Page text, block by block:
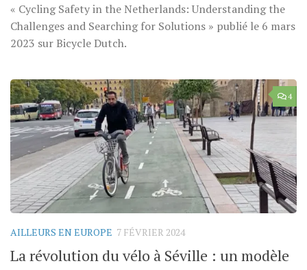
« Cycling Safety in the Netherlands: Understanding the
Challenges and Searching for Solutions » publié le 6 mars
2023 sur Bicycle Dutch.
4
AILLEURS EN EUROPE 7 FÉVRIER 2024
La révolution du vélo à Séville : un modèle